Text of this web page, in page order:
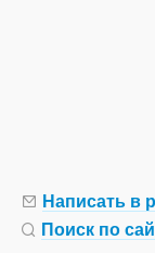
Написать в
Поиск по